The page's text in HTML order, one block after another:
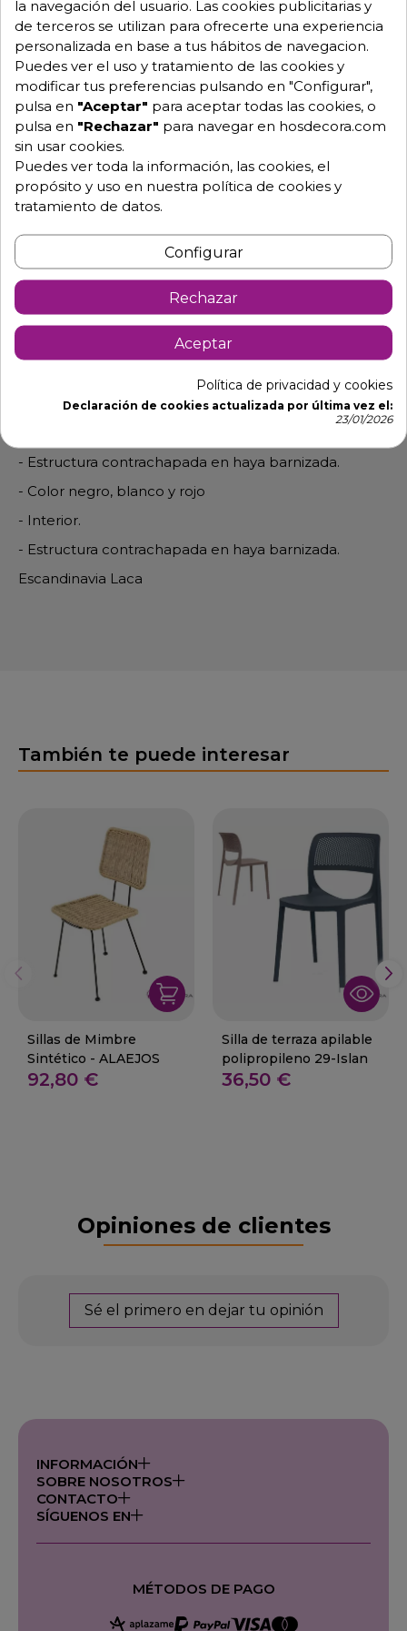
976 25 59 91
info@hosdecora.com
Hablemos
Pide tu presupuesto
Detalles de producto
Silla tapizada en madera PECHINA
- Estructura contrachapada en haya barnizada.
- Color negro, blanco y rojo
- Interior.
- Estructura contrachapada en haya barnizada.
Escandinavia Laca
También te puede interesar
Sillas de Mimbre
Sintético - ALAEJOS
92,80 €
Silla de terraza apilable
polipropileno 29-Islan
36,50 €
Opiniones de clientes
Sé el primero en dejar tu opinión
INFORMACIÓN
SOBRE NOSOTROS
CONTACTO
SÍGUENOS EN
MÉTODOS DE PAGO
la navegación del usuario. Las cookies publicitarias y
de terceros se utilizan para ofrecerte una experiencia
personalizada en base a tus hábitos de navegacion.
Puedes ver el uso y tratamiento de las cookies y
modificar tus preferencias pulsando en "Configurar",
pulsa en "Aceptar" para aceptar todas las cookies, o
pulsa en "Rechazar" para navegar en hosdecora.com
sin usar cookies.
Puedes ver toda la información, las cookies, el
propósito y uso en nuestra política de cookies y
tratamiento de datos.
Configurar
Rechazar
Aceptar
Política de privacidad y cookies
Declaración de cookies actualizada por última vez el:
23/01/2026